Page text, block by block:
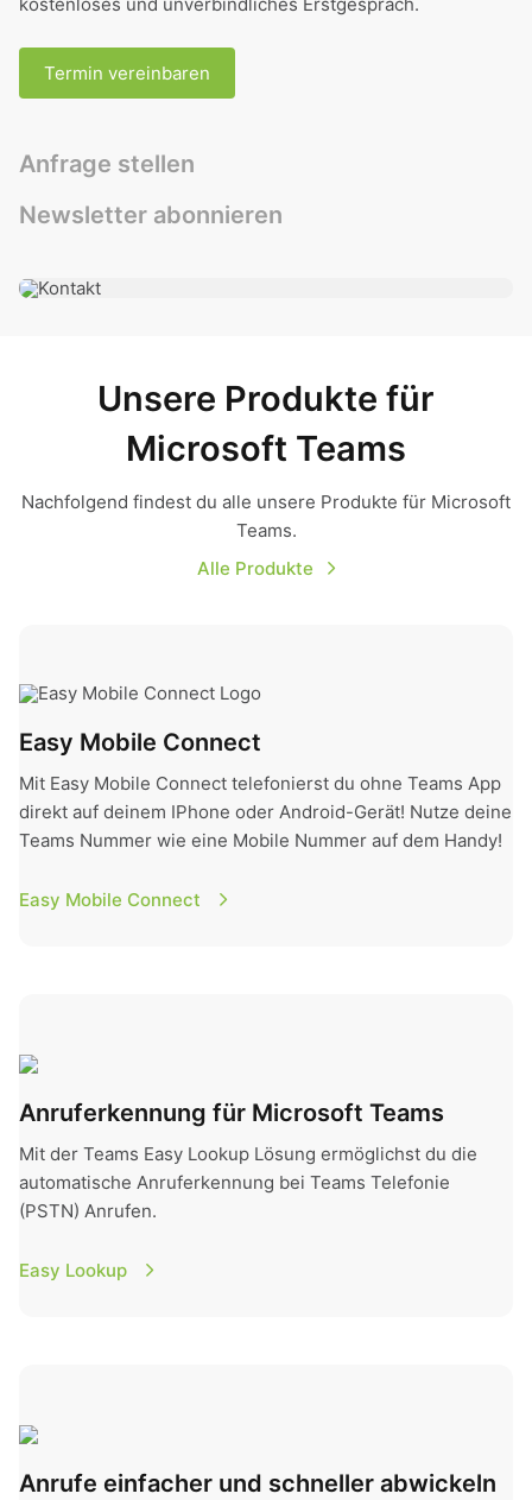
Termin vereinbaren
Anfrage stellen
Newsletter abonnieren
Unsere Produkte für
Microsoft Teams
Nachfolgend findest du alle unsere Produkte für Microsoft
Teams.
Alle Produkte
Easy Mobile Connect
Mit Easy Mobile Connect telefonierst du ohne Teams App
direkt auf deinem IPhone oder Android-Gerät! Nutze deine
Teams Nummer wie eine Mobile Nummer auf dem Handy!
Easy Mobile Connect
Anruferkennung für Microsoft Teams
Mit der Teams Easy Lookup Lösung ermöglichst du die
automatische Anruferkennung bei Teams Telefonie
(PSTN) Anrufen.
Easy Lookup
Anrufe einfacher und schneller abwickeln